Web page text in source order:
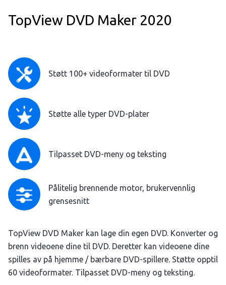
TopView DVD Maker 2020
Støtt 100+ videoformater til DVD
Støtte alle typer DVD-plater
Tilpasset DVD-meny og teksting
Pålitelig brennende motor, brukervennlig
grensesnitt
TopView DVD Maker kan lage din egen DVD. Konverter og
brenn videoene dine til DVD. Deretter kan videoene dine
spilles av på hjemme / bærbare DVD-spillere. Støtte opptil
60 videoformater. Tilpasset DVD-meny og teksting.